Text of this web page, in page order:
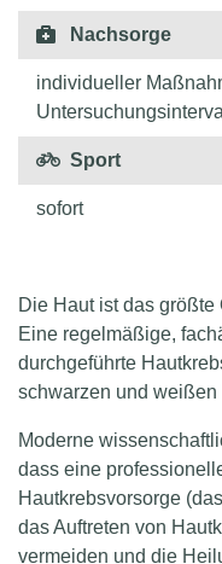
Nachsorge
individueller
Sport
sofort
Die Haut ist das
Eine regelmäßige,
durchgeführte
schwarzen und
Moderne
dass eine
Hautkrebsvorsorge
das Auftreten von
vermeiden und die